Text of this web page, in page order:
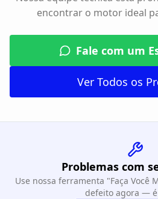
encontrar o motor ideal
Fale com um
Ver Todos os
Problemas com
Use nossa ferramenta "Faça Você
defeito agora —